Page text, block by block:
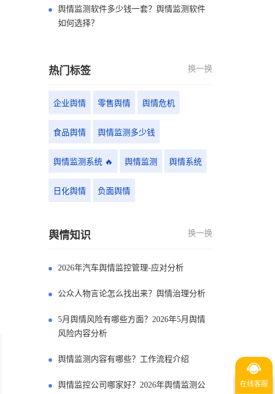
舆情监测软件多少钱一套？舆情监测软件
如何选择？
热门标签 换一换
企业舆情 零售舆情 舆情危机
食品舆情 舆情监测多少钱
舆情监测系统 🔥 舆情监测 舆情系统
日化舆情 负面舆情
舆情知识 换一换
2026年汽车舆情监控管理-应对分析
公众人物言论怎么找出来？舆情治理分析
5月舆情风险有哪些方面？2026年5月舆情
风险内容分析
舆情监测内容有哪些？工作流程介绍
舆情监控公司哪家好？2026年舆情监测公